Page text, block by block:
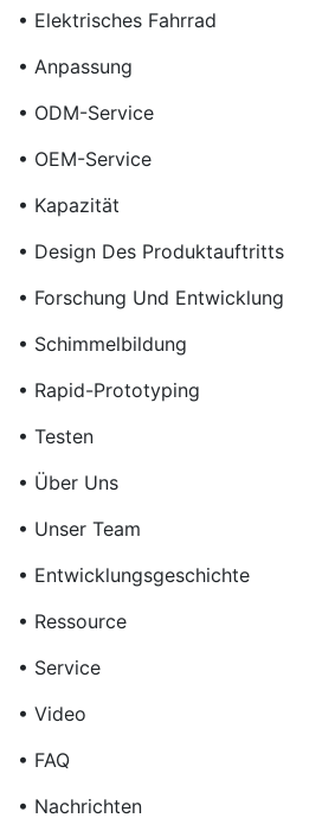
• Elektrisches Fahrrad
• Anpassung
• ODM-Service
• OEM-Service
• Kapazität
• Design Des Produktauftritts
• Forschung Und Entwicklung
• Schimmelbildung
• Rapid-Prototyping
• Testen
• Über Uns
• Unser Team
• Entwicklungsgeschichte
• Ressource
• Service
• Video
• FAQ
• Nachrichten